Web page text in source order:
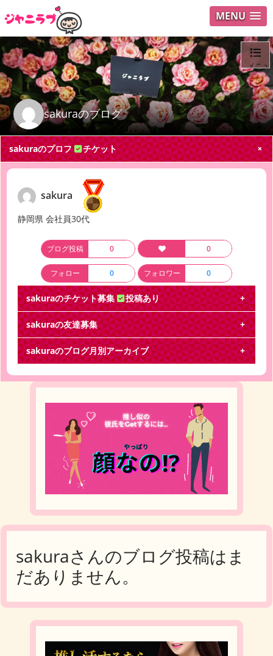
MENU
sakuraのブログ
メニュ
ログイ
Search
sakuraのプロフ チケット
sakura
静岡県 会社員30代
ブログ投稿 0 0
フォロー 0 フォロワー 0
sakuraのチケット募集 投稿あり
月とシネマ 東京公演
【譲ります】 月とシネマ 東京公演 4/23(金)18時 4/
26(月)18時 4/27(火)18時
マニアック
チケット交換 【譲】マニアック 東京公演 2月17日
(日)13:30 1階18列 FC枠1枚 【求】
sakuraの友達募集
sakuraのブログ月別アーカイブ
sakuraさんのブログ投稿はま
だありません。